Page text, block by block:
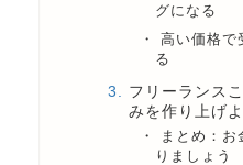
グになる
高い価格で
る
フリーランス
みを作り上げ
まとめ：お
りましょう